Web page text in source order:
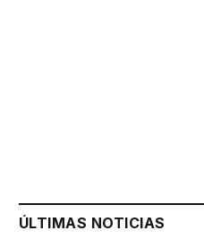
ÚLTIMAS NOTICIAS